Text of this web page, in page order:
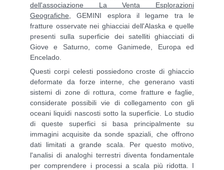
dell'associazione La Venta Esplorazioni
Geografiche , GEMINI esplora il legame tra le
fratture osservate nei ghiacciai dell'Alaska e quelle
presenti sulla superficie dei satelliti ghiacciati di
Giove e Saturno, come Ganimede, Europa ed
Encelado.
Questi corpi celesti possiedono croste di ghiaccio
deformate da forze interne, che generano vasti
sistemi di zone di rottura, come fratture e faglie,
considerate possibili vie di collegamento con gli
oceani liquidi nascosti sotto la superficie. Lo studio
di queste superfici si basa principalmente su
immagini acquisite da sonde spaziali, che offrono
dati limitati a grande scala. Per questo motivo,
l'analisi di analoghi terrestri diventa fondamentale
per comprendere i processi a scala più ridotta. I